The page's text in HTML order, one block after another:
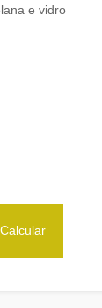
e vidro
Calcular